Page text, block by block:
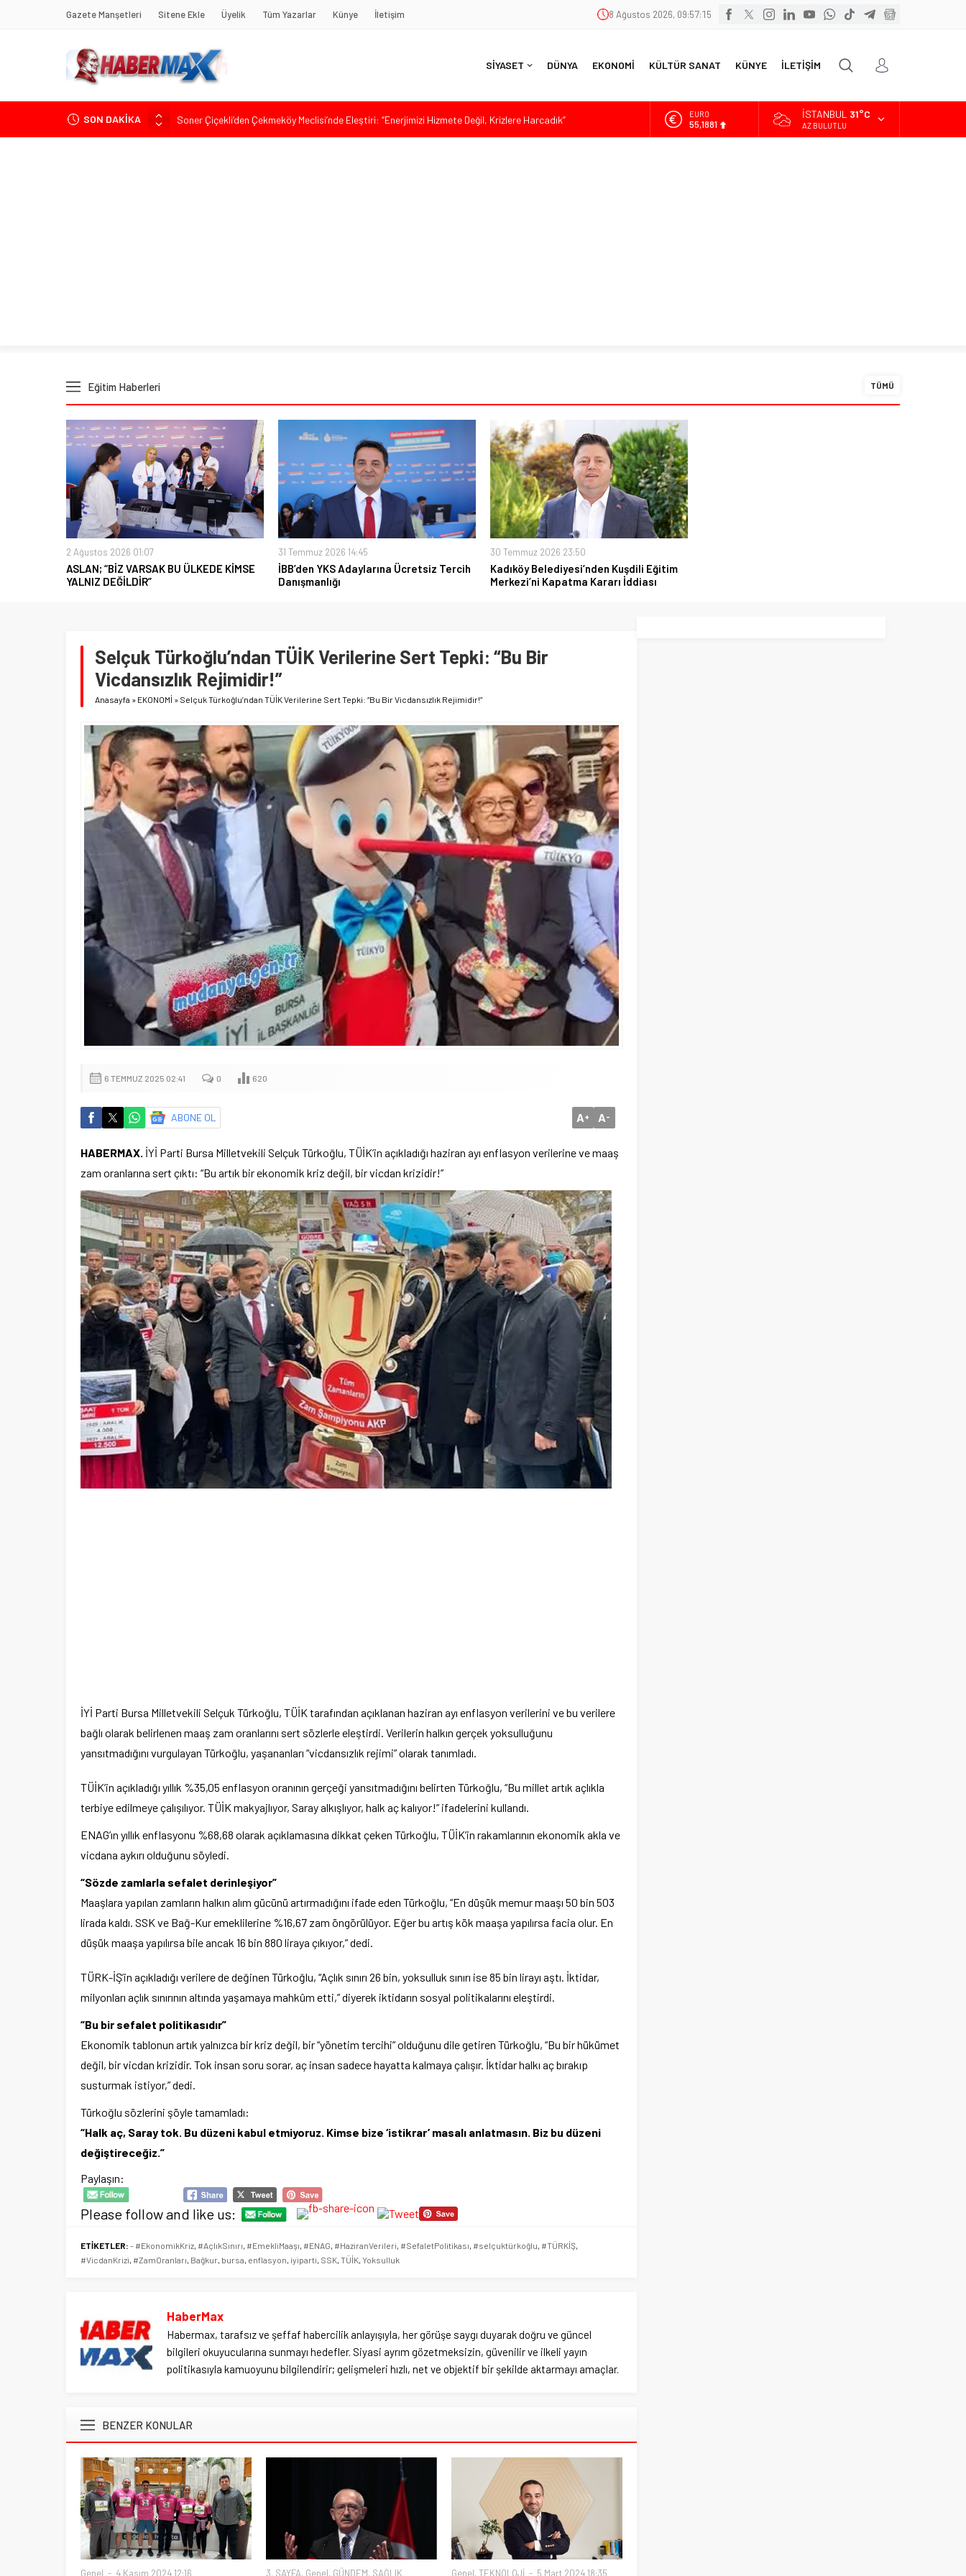
Gazete Manşetleri Sitene Ekle Üyelik Tüm Yazarlar Künye İletişim 8 Ağustos 2026, 09:57:17
SİYASET DÜNYA EKONOMİ KÜLTÜR SANAT KÜNYE İLETİŞİM
SON DAKİKA
Soner Çiçekli’den Çekmeköy Meclisi’nde Eleştiri: “Enerjimizi Hizmete Değil, Krizlere Harcadık”
Edremit’te Kaymakam Ahmet Odabaş’a Duygu Dolu Veda Gecesi
ALTIN
6.660,55
İSTANBUL 31°C
AZ BULUTLU
Eğitim Haberleri TÜMÜ
2 Ağustos 2026 01:07
ASLAN; “BİZ VARSAK BU ÜLKEDE KİMSE
YALNIZ DEĞİLDİR”
31 Temmuz 2026 14:45
İBB’den YKS Adaylarına Ücretsiz Tercih
Danışmanlığı
30 Temmuz 2026 23:50
Kadıköy Belediyesi’nden Kuşdili Eğitim
Merkezi’ni Kapatma Kararı İddiası
Selçuk Türkoğlu’ndan TÜİK Verilerine Sert Tepki: “Bu Bir
Vicdansızlık Rejimidir!”
Anasayfa » EKONOMİ » Selçuk Türkoğlu’ndan TÜİK Verilerine Sert Tepki: “Bu Bir Vicdansızlık Rejimidir!”
6 TEMMUZ 2025 02:41 0 620
ABONE OL A+ A-
HABERMAX. İYİ Parti Bursa Milletvekili Selçuk Türkoğlu, TÜİK’in açıkladığı haziran ayı enflasyon verilerine ve maaş
zam oranlarına sert çıktı: “Bu artık bir ekonomik kriz değil, bir vicdan krizidir!”
İYİ Parti Bursa Milletvekili Selçuk Türkoğlu, TÜİK tarafından açıklanan haziran ayı enflasyon verilerini ve bu verilere
bağlı olarak belirlenen maaş zam oranlarını sert sözlerle eleştirdi. Verilerin halkın gerçek yoksulluğunu
yansıtmadığını vurgulayan Türkoğlu, yaşananları “vicdansızlık rejimi” olarak tanımladı.
TÜİK’in açıkladığı yıllık %35,05 enflasyon oranının gerçeği yansıtmadığını belirten Türkoğlu, “Bu millet artık açlıkla
terbiye edilmeye çalışılıyor. TÜİK makyajlıyor, Saray alkışlıyor, halk aç kalıyor!” ifadelerini kullandı.
ENAG’ın yıllık enflasyonu %68,68 olarak açıklamasına dikkat çeken Türkoğlu, TÜİK’in rakamlarının ekonomik akla ve
vicdana aykırı olduğunu söyledi.
“Sözde zamlarla sefalet derinleşiyor”
Maaşlara yapılan zamların halkın alım gücünü artırmadığını ifade eden Türkoğlu, “En düşük memur maaşı 50 bin 503
lirada kaldı. SSK ve Bağ-Kur emeklilerine %16,67 zam öngörülüyor. Eğer bu artış kök maaşa yapılırsa facia olur. En
düşük maaşa yapılırsa bile ancak 16 bin 880 liraya çıkıyor,” dedi.
TÜRK-İŞ’in açıkladığı verilere de değinen Türkoğlu, “Açlık sınırı 26 bin, yoksulluk sınırı ise 85 bin lirayı aştı. İktidar,
milyonları açlık sınırının altında yaşamaya mahkûm etti,” diyerek iktidarın sosyal politikalarını eleştirdi.
“Bu bir sefalet politikasıdır”
Ekonomik tablonun artık yalnızca bir kriz değil, bir “yönetim tercihi” olduğunu dile getiren Türkoğlu, “Bu bir hükümet
değil, bir vicdan krizidir. Tok insan soru sorar, aç insan sadece hayatta kalmaya çalışır. İktidar halkı aç bırakıp
susturmak istiyor,” dedi.
Türkoğlu sözlerini şöyle tamamladı:
“Halk aç, Saray tok. Bu düzeni kabul etmiyoruz. Kimse bize ‘istikrar’ masalı anlatmasın. Biz bu düzeni
değiştireceğiz.”
Paylaşın:
Please follow and like us:
ETİKETLER: - #EkonomikKriz #AçlıkSınırı #EmekliMaaşı #ENAG #HaziranVerileri #SefaletPolitikası #selçuktürkoğlu #TÜRKİŞ
#VicdanKrizi #ZamOranları Bağkur bursa enflasyon iyiparti SSK TÜİK Yoksulluk
HaberMax
Habermax, tarafsız ve şeffaf habercilik anlayışıyla, her görüşe saygı duyarak doğru ve güncel
bilgileri okuyucularına sunmayı hedefler. Siyasi ayrım gözetmeksizin, güvenilir ve ilkeli yayın
politikasıyla kamuoyunu bilgilendirir; gelişmeleri hızlı, net ve objektif bir şekilde aktarmayı amaçlar.
BENZER KONULAR
Genel 4 Kasım 2024 12:16 3. SAYFA, Genel, GÜNDEM, SAĞLIK Genel, TEKNOLOJİ 5 Mart 2024 18:35